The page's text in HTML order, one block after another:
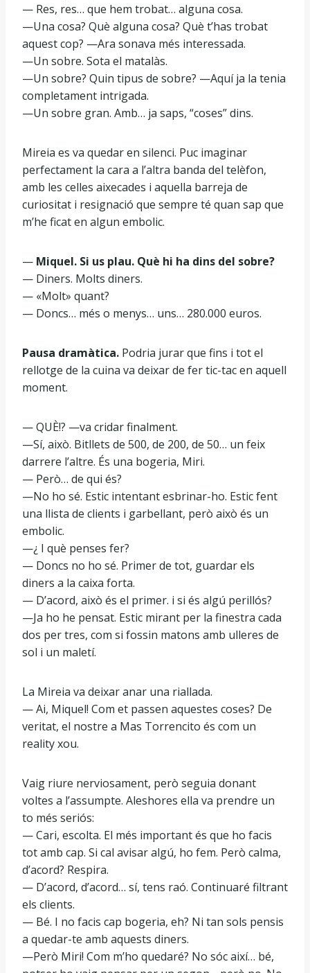
— Res, res… que hem trobat… alguna cosa.
—Una cosa? Què alguna cosa? Què t’has trobat
aquest cop? —Ara sonava més interessada.
—Un sobre. Sota el matalàs.
—Un sobre? Quin tipus de sobre? —Aquí ja la tenia
completament intrigada.
—Un sobre gran. Amb… ja saps, “coses” dins.
Mireia es va quedar en silenci. Puc imaginar
perfectament la cara a l’altra banda del telèfon,
amb les celles aixecades i aquella barreja de
curiositat i resignació que sempre té quan sap que
m’he ficat en algun embolic.
— Miquel. Si us plau. Què hi ha dins del sobre?
— Diners. Molts diners.
— «Molt» quant?
— Doncs… més o menys… uns… 280.000 euros.
Pausa dramàtica. Podria jurar que fins i tot el
rellotge de la cuina va deixar de fer tic-tac en aquell
moment.
— QUÈ!? —va cridar finalment.
—Sí, això. Bitllets de 500, de 200, de 50… un feix
darrere l’altre. És una bogeria, Miri.
— Però… de qui és?
—No ho sé. Estic intentant esbrinar-ho. Estic fent
una llista de clients i garbellant, però això és un
embolic.
—¿ I què penses fer?
— Doncs no ho sé. Primer de tot, guardar els
diners a la caixa forta.
— D’acord, això és el primer. i si és algú perillós?
—Ja ho he pensat. Estic mirant per la finestra cada
dos per tres, com si fossin matons amb ulleres de
sol i un maletí.
La Mireia va deixar anar una riallada.
— Ai, Miquel! Com et passen aquestes coses? De
veritat, el nostre a Mas Torrencito és com un
reality xou.
Vaig riure nerviosament, però seguia donant
voltes a l’assumpte. Aleshores ella va prendre un
to més seriós:
— Cari, escolta. El més important és que ho facis
tot amb cap. Si cal avisar algú, ho fem. Però calma,
d’acord? Respira.
— D’acord, d’acord… sí, tens raó. Continuaré filtrant
els clients.
— Bé. I no facis cap bogeria, eh? Ni tan sols pensis
a quedar-te amb aquests diners.
—Però Miri! Com m’ho quedaré? No sóc així… bé,